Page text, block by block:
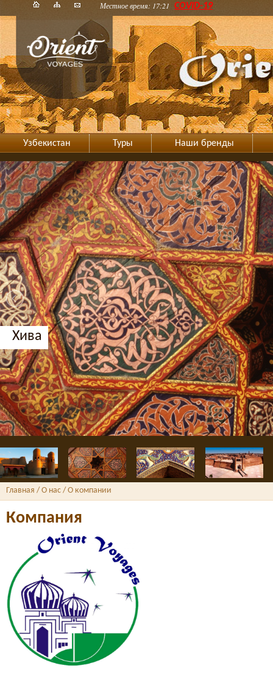
Местное время: 17:21 COVID-19
Узбекистан Туры Наши бренды
Хива
Главная / О нас / О компании
Компания